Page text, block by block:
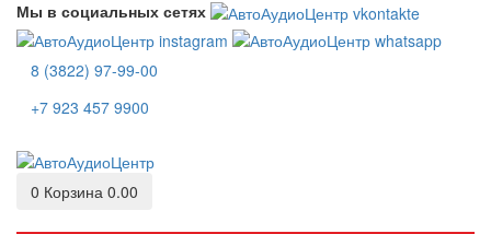
Мы в социальных сетях
8 (3822) 97-99-00
+7 923 457 9900
0 Корзина 0.00